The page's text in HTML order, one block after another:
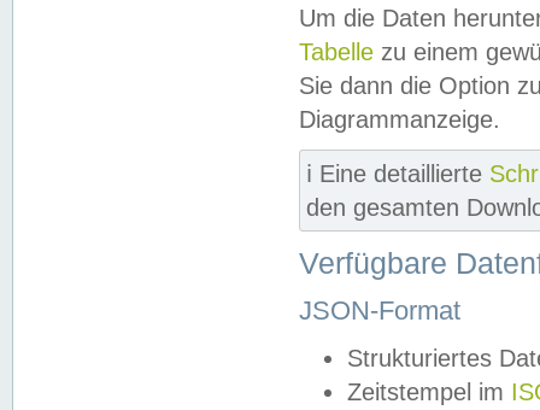
Um die Daten
Tabelle zu einem
Sie dann die Option
Diagrammanzeige.
ℹ️ Eine detaillierte
den gesamten
Verfügbare
JSON-Format
Strukturiertes
Zeitstempel im